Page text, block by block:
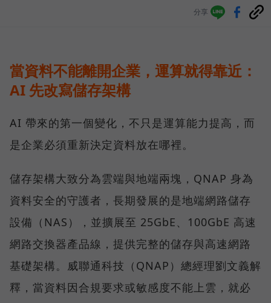
分享
當資料不能離開企業，運算就得靠近：
AI 先改寫儲存架構
AI 帶來的第一個變化，不只是運算能力提高，而
是企業必須重新決定資料放在哪裡。
儲存架構大致分為雲端與地端兩塊，QNAP 身為
資料安全的守護者，長期發展的是地端網路儲存
設備（NAS），並擴展至 25GbE、100GbE 高速
網路交換器產品線，提供完整的儲存與高速網路
基礎架構。威聯通科技（QNAP）總經理劉文義解
釋，當資料因合規要求或敏感度不能上雲，就必